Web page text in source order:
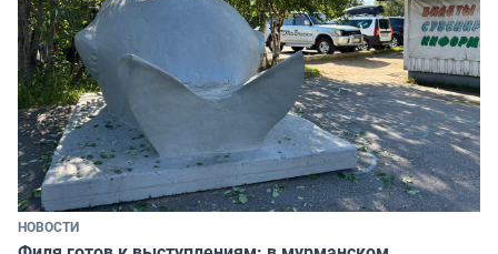
НОВОСТИ